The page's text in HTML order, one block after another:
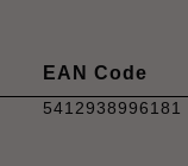
EAN Code
5412938996181